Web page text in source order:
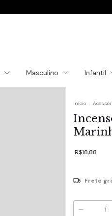
Masculino Infantil
Início .
R$18,88
Frete